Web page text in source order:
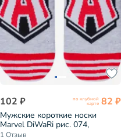
102 ₽ по клубной
карте 82 ₽
Мужские короткие носки
Marvel DiWaRi рис. 074,
СВЕТЛО-СЕРЫЕ (17С-141СПМ)
1 Отзыв